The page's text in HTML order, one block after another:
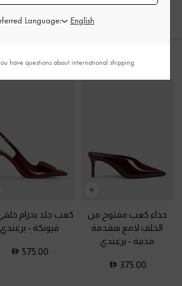
ارتديه مع
حذاء كعب مفتوح من
الخلف لامع بمقدمة
مدببة - برغندي
375.00
كعب جلد بحزام
فيونكة - برغندي
575.00
Language:
have questions about international shipping.